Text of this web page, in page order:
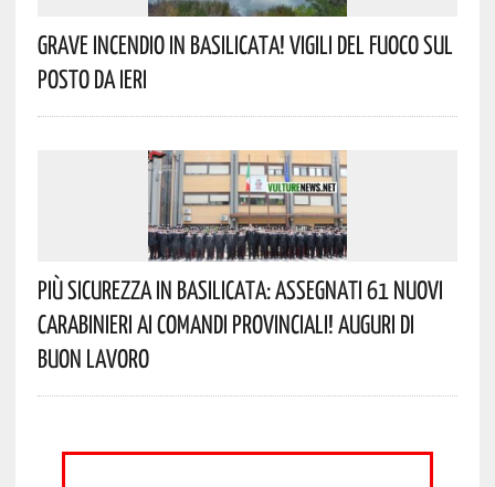
Grave Incendio In Basilicata! Vigili Del Fuoco Sul
Posto Da Ieri
Più Sicurezza In Basilicata: Assegnati 61 Nuovi
Carabinieri Ai Comandi Provinciali! Auguri Di
Buon Lavoro